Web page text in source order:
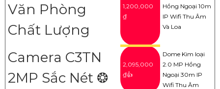
Văn Phòng
Chất Lượng
1,200,000
₫
Hồng Ngoại 10m
IP Wifi Thu Âm
Và Loa
Camera C3TN
2MP Sắc Nét ❂
2,095,000
₫👍
Dome Kim loại
2.0 MP Hồng
Ngoại 30m IP
Wifi Thu Âm